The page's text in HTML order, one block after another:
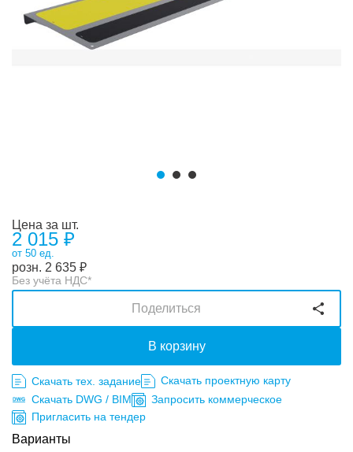
Цена за шт.
2 015 ₽
от 50 ед.
розн. 2 635 ₽
Без учёта НДС*
В корзину
Поделиться
Скачать тех. задание
Скачать проектную карту
Скачать DWG / BIM
Запросить коммерческое
Пригласить на тендер
Варианты